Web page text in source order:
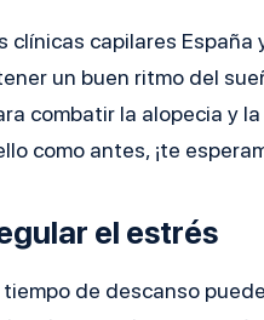
clínicas capilares
un buen ritmo del
combatir la alopecia y la
como antes, ¡te
el estrés
de descanso